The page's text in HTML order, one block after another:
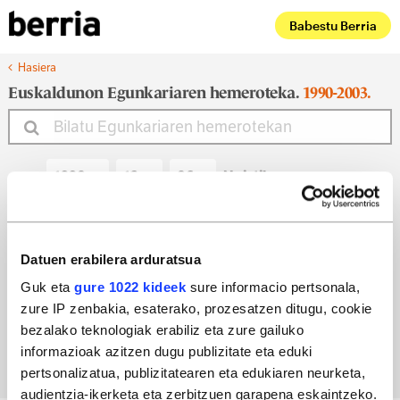
Datuen erabilera arduratsua
Guk eta gure 1022 kideek sure informacio pertsonala,
zure IP zenbakia, esaterako, prozesatzen ditugu, cookie
bezalako teknologiak erabiliz eta zure gailuko
informazioak azitzen dugu publizitate eta eduki
pertsonalizatua, publizitatearen eta edukiaren neurketa,
audientzia-ikerketa eta zerbitzuen garapena eskaintzeko.
Babestu Berria
Hasiera
Euskaldunon Egunkariaren hemeroteka. 1990-2003.
Noiztik
Noiz arte
Bilatu egun bateko edizioa